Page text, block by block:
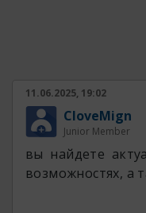
11.06.2025, 19:02
CloveMign
Junior Member
вы найдете
возможностях, а